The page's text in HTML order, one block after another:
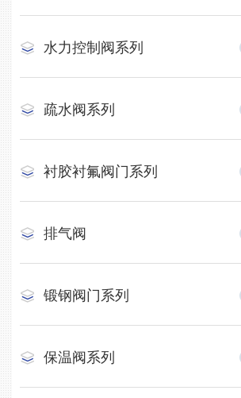
水力控制阀系列
疏水阀系列
衬胶衬氟阀门系列
排气阀
锻钢阀门系列
保温阀系列